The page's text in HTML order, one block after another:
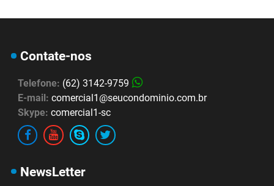
Contate-nos
Telefone: (62) 3142-9759
E-mail: comercial1@seucondominio.com.br
Skype: comercial1-sc
NewsLetter